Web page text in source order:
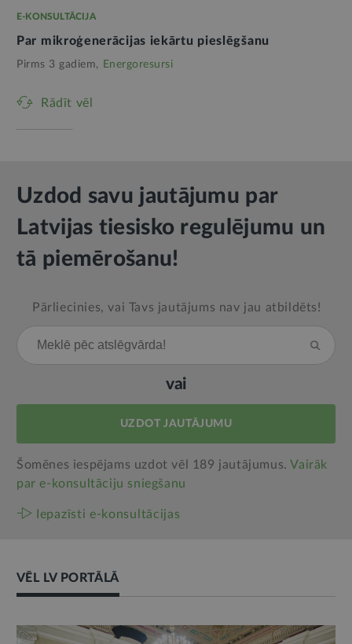
E-KONSULTĀCIJA
Par mikroģenerācijas iekārtu pieslēgšanu
Pirms 3 gadiem, Energoresursi
Rādīt vēl
Uzdod savu jautājumu par
Latvijas tiesisko regulējumu un
tā piemērošanu!
Pārliecinies, vai Tavs jautājums nav jau atbildēts!
vai
UZDOT JAUTĀJUMU
Šomēnes iespējams uzdot vēl 189 jautājumus.Vairāk
par e‑konsultāciju sniegšanu
Iepazīsti e-konsultācijas
VĒL LV PORTĀLĀ